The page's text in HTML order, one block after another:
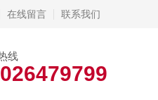
在线留言 联系我们
线